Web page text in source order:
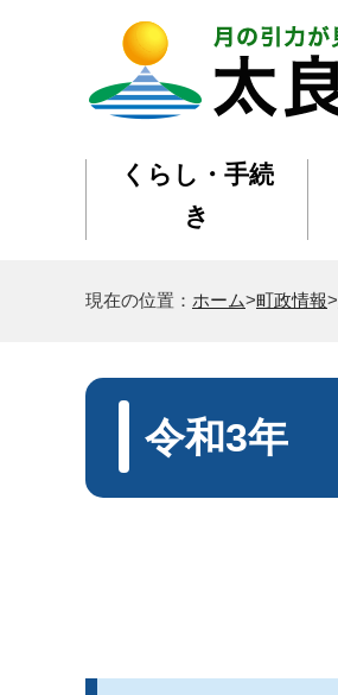
くらし・手続
き
現在の位置： ホーム>町政情報>
令和3年